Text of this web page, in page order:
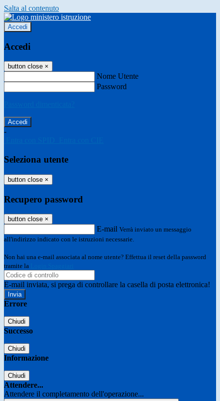
Salta al contenuto
Accedi
Accedi
button close ×
Nome Utente
Password
-
Seleziona utente
button close ×
Recupero password
button close ×
E-mail Verrà inviato un messaggio
all'indirizzo indicato con le istruzioni necessarie.
Non hai una e-mail associata al nome utente? Effettua il reset della password
tramite la
E-mail inviata, si prega di controllare la casella di posta elettronica!
Errore
Chiudi
Successo
Chiudi
Informazione
Chiudi
Attendere...
Attendere il completamento dell'operazione...